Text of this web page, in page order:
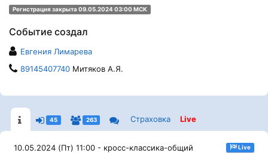
Регистрация закрыта 09.05.2024 03:00 МСК
Событие создал
Евгения Лимарева
89145407740 Митяков А.Я.
45 263 Страховка Live
10.05.2024 (Пт) 11:00 - кросс-классика-общий
Live